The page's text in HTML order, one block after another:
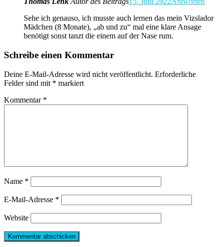
Sehe ich genauso, ich musste auch lernen das mein Vizslador
Mädchen (8 Monate), „ab und zu“ mal eine klare Ansage
benötigt sonst tanzt die einem auf der Nase rum.
Schreibe einen Kommentar
Deine E-Mail-Adresse wird nicht veröffentlicht. Erforderliche
Felder sind mit * markiert
Kommentar *
Name *
E-Mail-Adresse *
Website